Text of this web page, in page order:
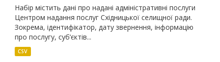
Набір містить дані про надані адміністративні послуги
Центром надання послуг Східницької селищної ради.
Зокрема, ідентифікатор, дату звернення, інформацію
про послугу, суб’єктів...
CSV